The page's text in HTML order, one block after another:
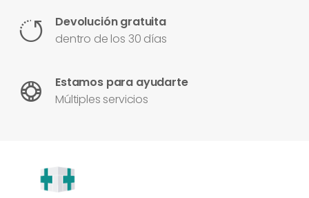
Devolución gratuita
dentro de los 30 días
Estamos para ayudarte
Múltiples servicios